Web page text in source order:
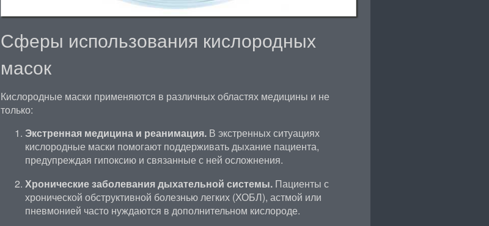
Сферы использования кислородных
масок
Кислородные маски применяются в различных областях медицины и не
только:
Экстренная медицина и реанимация.В экстренных ситуациях
кислородные маски помогают поддерживать дыхание пациента,
предупреждая гипоксию и связанные с ней осложнения.
Хронические заболевания дыхательной системы.Пациенты с
хронической обструктивной болезнью легких (ХОБЛ), астмой или
пневмонией часто нуждаются в дополнительном кислороде.